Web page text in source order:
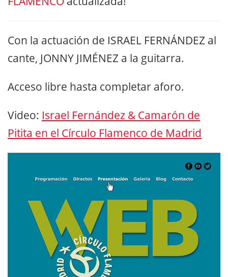
Con la actuación de ISRAEL FERNÁNDEZ al
cante, JONNY JIMÉNEZ a la guitarra.
Acceso libre hasta completar aforo.
Video: Israel Fernández & Camarón de
Pitita en el Círculo Flamenco de Madrid